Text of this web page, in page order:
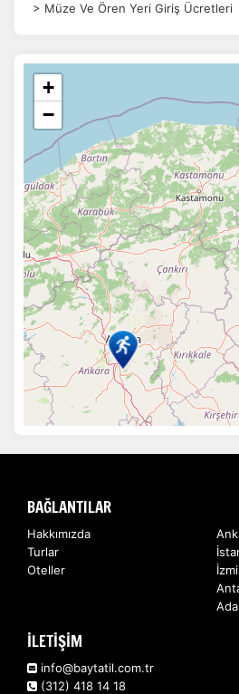
> Müze Ve Ören Yeri Giriş Ücretleri
+
−
BAĞLANTILAR
Hakkımızda
Turlar
Oteller
İLETİŞİM
info@baytatil.com.tr
(312) 418 14 18